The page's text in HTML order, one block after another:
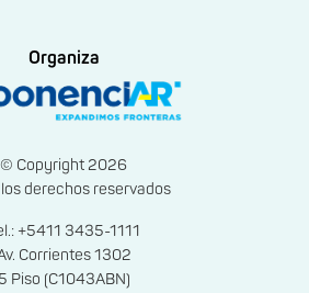
Organiza
© Copyright 2026
derechos reservados
+5411 3435-1111
Corrientes 1302
5 Piso (C1043ABN)